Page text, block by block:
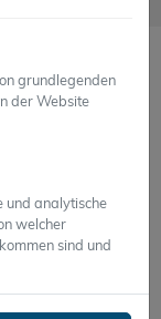
grundlegenden
der Website
und analytische
welcher
sind und
MONAT
E
„Smart